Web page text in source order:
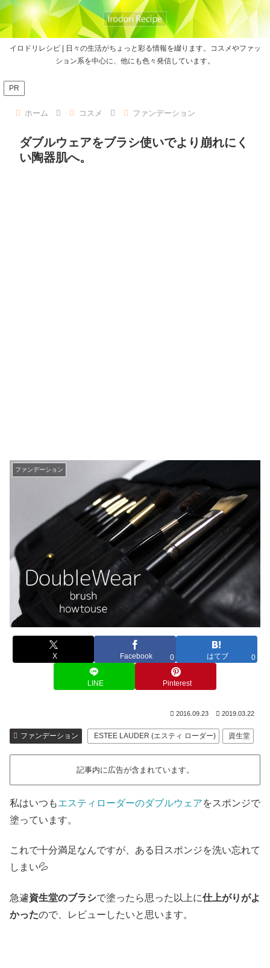
イロドリレシピ | 日々の生活がちょっと彩る情報を綴ります。コスメやファッ
ション系を中心に、他にも色々発信しています。
PR
ホーム コスメ ファンデーション
ダブルウェアをブラシ使いでより崩れにく
い陶器肌へ。
ファンデーション
X Facebook 0 はてブ 0
LINE Pinterest
2016.09.23 2019.03.22
ファンデーション ESTEE LAUDER (エスティ ローダー) 資生堂
記事内に広告が含まれています。
私はいつもエスティローダーのダブルウェアをスポンジで
塗っています。
これで十分満足なんですが、ある日スポンジを洗い忘れて
しまい💦
急遽資生堂のブラシで塗ったら思った以上に仕上がりがよ
かったので、レビューしたいと思います。